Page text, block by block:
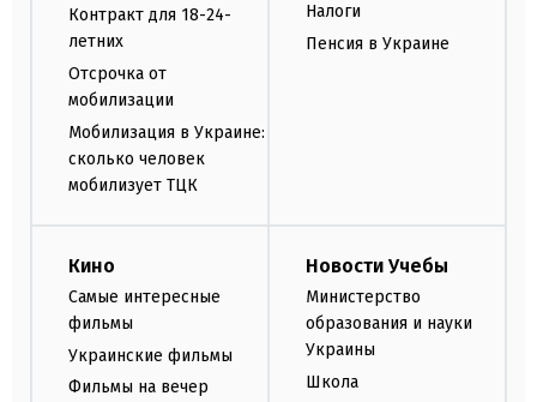
Контракт для 18-24-
летних
Отсрочка от
мобилизации
Мобилизация в Украине:
сколько человек
мобилизует ТЦК
Налоги
Пенсия в Украине
Кино
Самые интересные
фильмы
Украинские фильмы
Фильмы на вечер
Новости Учебы
Министерство
образования и науки
Украины
Школа